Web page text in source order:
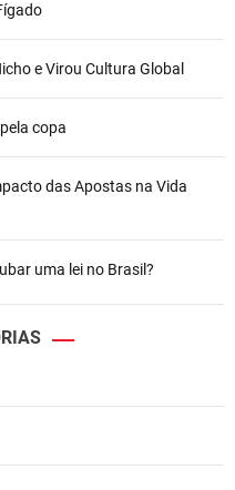
e Virou Cultura Global
copa
das Apostas na Vida
uma lei no Brasil?